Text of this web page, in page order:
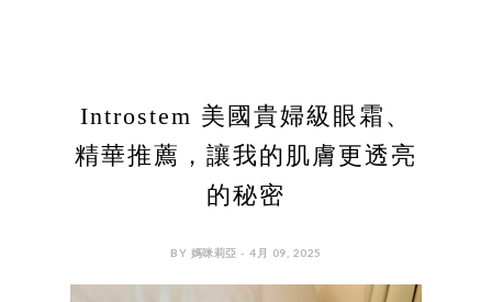
Introstem 美國貴婦級眼霜、
精華推薦，讓我的肌膚更透亮
的秘密
BY 媽咪莉亞 - 4月 09, 2025